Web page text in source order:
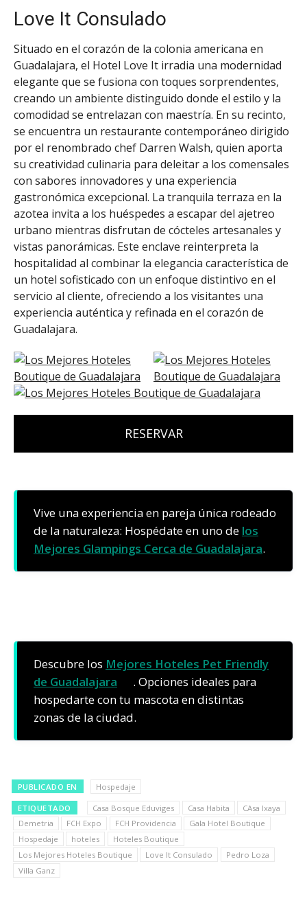
Love It Consulado
Situado en el corazón de la colonia americana en
Guadalajara, el Hotel Love It irradia una modernidad
elegante que se fusiona con toques sorprendentes,
creando un ambiente distinguido donde el estilo y la
comodidad se entrelazan con maestría. En su recinto,
se encuentra un restaurante contemporáneo dirigido
por el renombrado chef Darren Walsh, quien aporta
su creatividad culinaria para deleitar a los comensales
con sabores innovadores y una experiencia
gastronómica excepcional. La tranquila terraza en la
azotea invita a los huéspedes a escapar del ajetreo
urbano mientras disfrutan de cócteles artesanales y
vistas panorámicas. Este enclave reinterpreta la
hospitalidad al combinar la elegancia característica de
un hotel sofisticado con un enfoque distintivo en el
servicio al cliente, ofreciendo a los visitantes una
experiencia auténtica y refinada en el corazón de
Guadalajara.
RESERVAR
Vive una experiencia en pareja única rodeado
de la naturaleza: Hospédate en uno de los
Mejores Glampings Cerca de Guadalajara.
Descubre los Mejores Hoteles Pet Friendly
de Guadalajara
. Opciones ideales para
hospedarte con tu mascota en distintas
zonas de la ciudad.
PUBLICADO EN Hospedaje
ETIQUETADO Casa Bosque Eduviges Casa Habita
CAsa Ixaya
Demetria
FCH Expo FCH Providencia
Gala Hotel Boutique
Hospedaje
hoteles
Hoteles Boutique
Los Mejores Hoteles Boutique
Love It Consulado
Pedro Loza
Villa Ganz